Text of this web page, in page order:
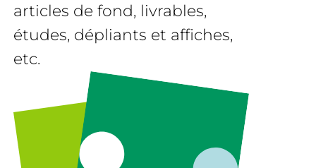
articles de fond, livrables,
études, dépliants et affiches,
etc.